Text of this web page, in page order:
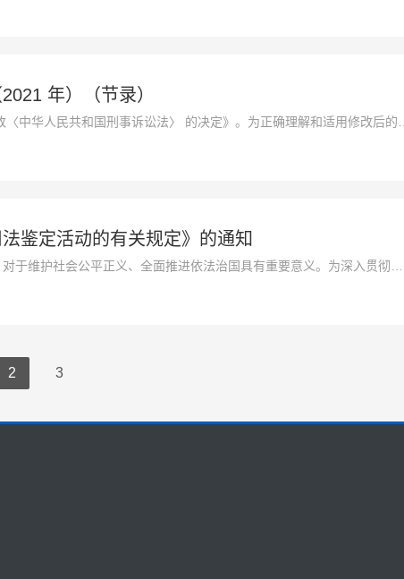
年）（节录）
鉴定活动的有关规定》的通知
维护社会公平正义、全面推进依法治国具有重要意义。为深入贯彻落
保障鉴定人独立、客观、规范开展鉴定工作，我们根据有关法律法
2 3